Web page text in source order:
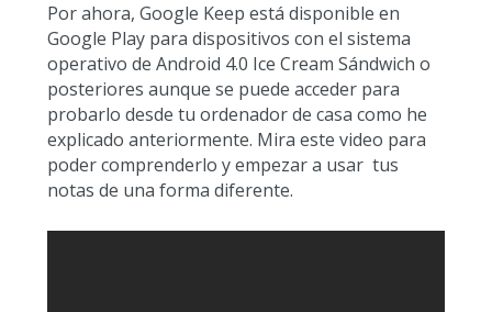
Por ahora, Google Keep está disponible en
Google Play para dispositivos con el sistema
operativo de Android 4.0 Ice Cream Sándwich o
posteriores aunque se puede acceder para
probarlo desde tu ordenador de casa como he
explicado anteriormente. Mira este video para
poder comprenderlo y empezar a usar tus
notas de una forma diferente.